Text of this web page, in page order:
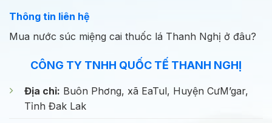
Thông tin liên hệ
Mua nước súc miệng cai thuốc lá Thanh Nghị ở đâu?
CÔNG TY TNHH QUỐC TẾ THANH NGHỊ
Địa chỉ: Buôn Phơng, xã EaTul, Huyện CưM’gar,
Tỉnh Đak Lak